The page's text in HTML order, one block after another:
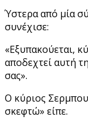
Ύστερα από μία
συνέχισε:
«Εξυπακούεται,
αποδεχτεί αυτή
σας».
Ο κύριος
σκεφτώ» είπε.